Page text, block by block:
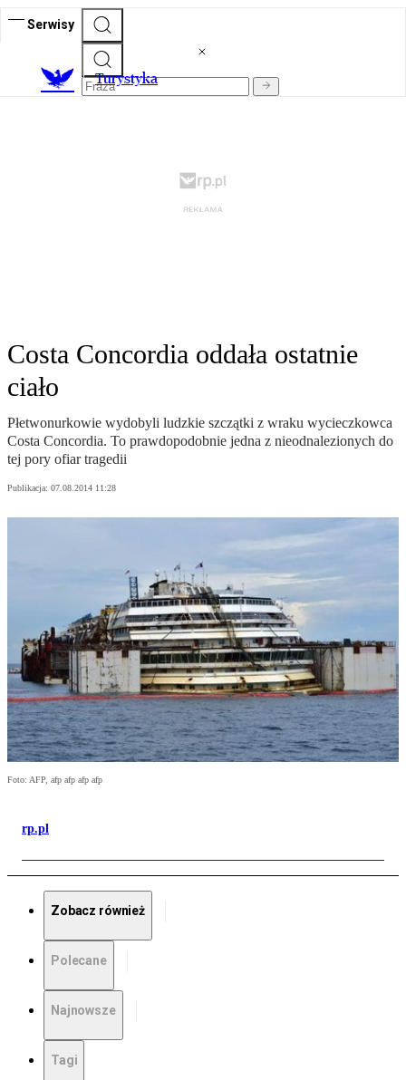
Serwisy
Turystyka
Costa Concordia oddała ostatnie
ciało
Płetwonurkowie wydobyli ludzkie szczątki z wraku wycieczkowca
Costa Concordia. To prawdopodobnie jedna z nieodnalezionych do
tej pory ofiar tragedii
Publikacja: 07.08.2014 11:28
Foto: AFP, afp afp afp afp
rp.pl
Zobacz również
Polecane
Najnowsze
Tagi